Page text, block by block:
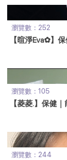
瀏覽數：252
【暄淨Eva✿】
瀏覽數：105
【菱菱.】保健
瀏覽數：244